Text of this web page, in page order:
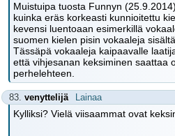
Muistuipa tuosta Funnyn
kuinka eräs korkeasti kunnioitettu
kevensi luentoaan esimerkillä
suomen kielen pisin vokaaleja
Tässäpä vokaaleja kaipaavalle
että vihjesanan keksiminen saattaa
perhelehteen.
83. venyttelijä Lainaa
Kylliksi? Vielä viisaammat ovat